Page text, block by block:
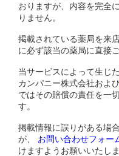
おりますが、内容を完全
りません。
掲載されている薬局を来
に必ず該当の薬局に直接
当サービスによって生じ
カンパニー株式会社およ
ではその賠償の責任を一
す。
掲載情報に誤りがある場
が、
お問い合わせフォー
けますようお願いいたしま